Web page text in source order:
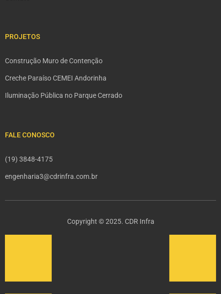
PROJETOS
Construção Muro de Contenção
Creche Paraíso CEMEI Andorinha
Iluminação Pública no Parque Cerrado
FALE CONOSCO
(19) 3848-4175
engenharia3@cdrinfra.com.br
Copyright © 2025. CDR Infra